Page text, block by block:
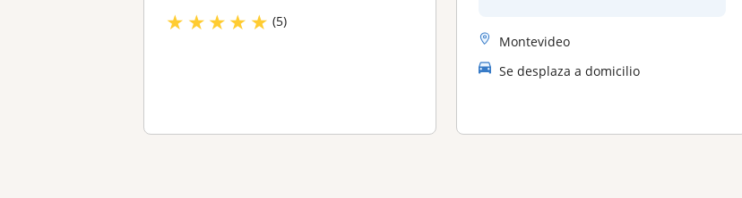
★ ★★★ ★ (5)
Montevideo
Se desplaza a domicilio